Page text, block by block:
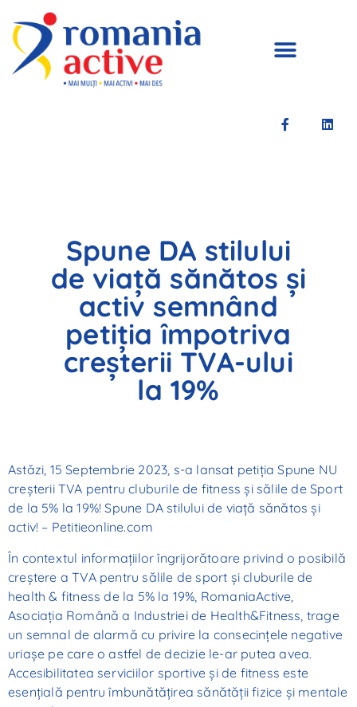
Spune DA stilului
de viață sănătos și
activ semnând
petiția împotriva
creșterii TVA-ului
la 19%
Astăzi, 15 Septembrie 2023, s-a lansat petițiaSpune NU
creșterii TVA pentru cluburile de fitness și sălile de Sport
de la 5% la 19%! Spune DA stilului de viață sănătos și
activ! – Petitieonline.com
În contextul informaţiilor îngrijorătoare privind o posibilă
creştere a TVA pentru sălile de sport şi cluburile de
health & fitness de la 5% la 19%, RomaniaActive,
Asociaţia Română a Industriei de Health&Fitness, trage
un semnal de alarmă cu privire la consecinţele negative
uriaşe pe care o astfel de decizie le-ar putea avea.
Accesibilitatea serviciilor sportive şi de fitness este
esenţială pentru îmbunătăţirea sănătăţii fizice şi mentale